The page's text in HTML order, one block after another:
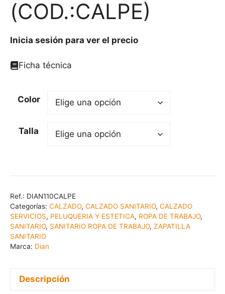
(COD.:CALPE)
Inicia sesión para ver el precio
Ficha técnica
Color
Talla
Ref.: DIAN110CALPE
Categorías: CALZADO, CALZADO SANITARIO, CALZADO
SERVICIOS, PELUQUERIA Y ESTETICA, ROPA DE TRABAJO,
SANITARIO, SANITARIO ROPA DE TRABAJO, ZAPATILLA
SANITARIO
Marca: Dian
Descripción